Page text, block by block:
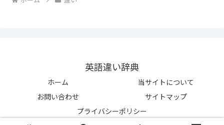
英語違い辞典
ホーム
当サイトについて
お問い合わせ
サイトマップ
プライバシーポリシー